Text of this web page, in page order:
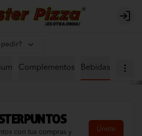
Complementos Bebidas
con tus compras y
Únete